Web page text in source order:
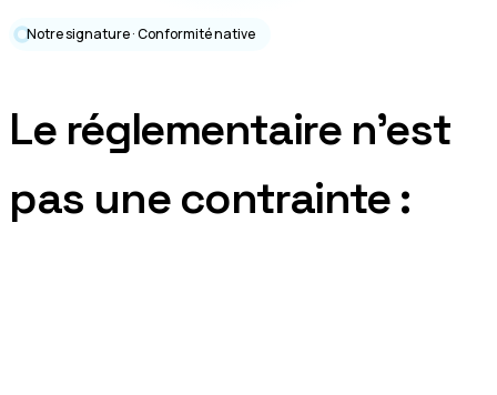
Notre signature · Conformité native
Le réglementaire n'est
pas une contrainte :